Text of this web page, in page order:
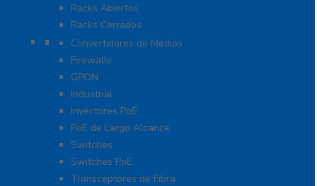
Racks Abiertos
Racks Cerrados
Networking
Convertidores de Medios
Firewalls
GPON
Industrial
Inyectores PoE
PoE de Largo Alcance
Switches
Switches PoE
Transceptores de Fibra